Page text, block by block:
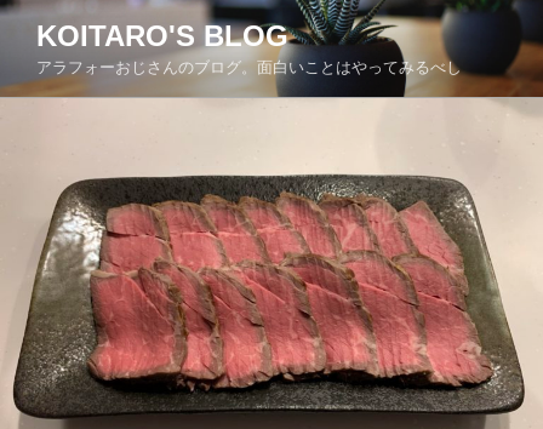
コ
ン
KOITARO'S BLOG
アラフォーおじさんのブログ。面白いことはやってみるべし